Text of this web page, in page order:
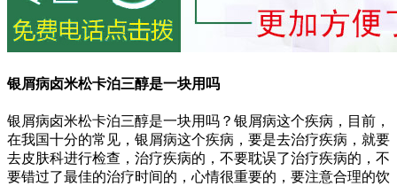
银屑病卤米松卡泊三醇是一块用吗
银屑病卤米松卡泊三醇是一块用吗？银屑病这个疾病，目前，
在我国十分的常见，银屑病这个疾病，要是去治疗疾病，就要
去皮肤科进行检查，治疗疾病的，不要耽误了治疗疾病的，不
要错过了最佳的治疗时间的，心情很重要的，要注意合理的饮